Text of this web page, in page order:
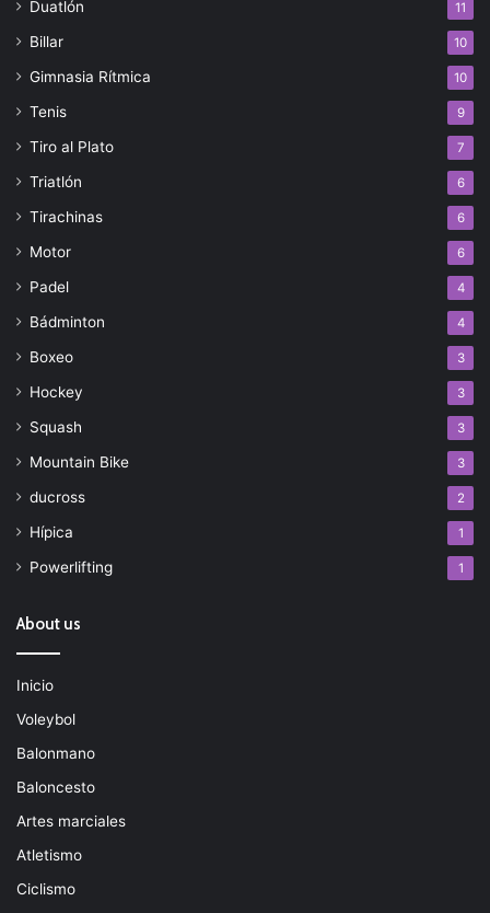
Duatlón 11
Billar 10
Gimnasia Rítmica 10
Tenis 9
Tiro al Plato 7
Triatlón 6
Tirachinas 6
Motor 6
Padel 4
Bádminton 4
Boxeo 3
Hockey 3
Squash 3
Mountain Bike 3
ducross 2
Hípica 1
Powerlifting 1
About us
Inicio
Voleybol
Balonmano
Baloncesto
Artes marciales
Atletismo
Ciclismo